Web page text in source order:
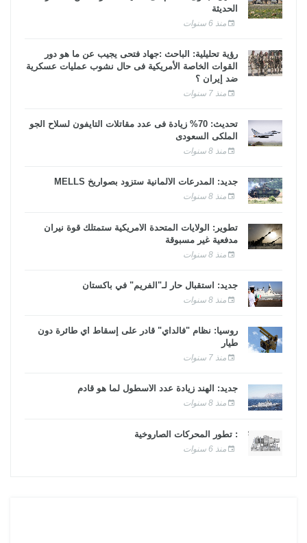
الحديثة
منذ 6 سنوات
رؤية تحليلية: الباحث :جهاد فتحى يجيب عن ما هو دور
القوات الخاصة الأمريكية فى حال نشوب عمليات عسكرية
ضد إيران ؟
منذ 7 سنوات
تحديث: 70% زيادة فى عدد مقاتلات التايفون لسلاح الجو
الملكى السعودى
منذ 8 سنوات
جديد: المدرعات الألمانية ستزود بصواريخ MELLS
منذ 8 سنوات
تطوير: الولايات المتحدة الأمريكية ستمتلك قوة نيران
مدفعية غير مسبوقة
منذ 8 سنوات
جديد: استقبال حار لـ"الفريم" في باكستان
منذ 8 سنوات
روسيا: نظام "فالداي" قادر على إسقاط أي طائرة دون
طيار
منذ 7 سنوات
جديد: الهند زيادة عدد الأسطول لما هو قادم
منذ 8 سنوات
: تطور المحركات الصاروخية
منذ 6 سنوات